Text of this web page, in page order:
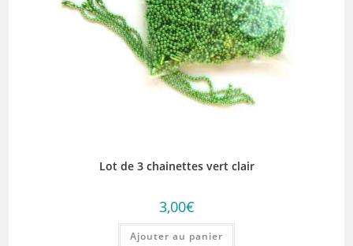
Lot de 3 chainettes vert clair
3,00€
Ajouter au panier